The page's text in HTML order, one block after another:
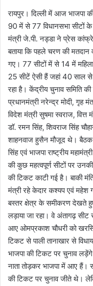
रायपुर। दिल्ली में आज भाजपा
90 में से 77 विधानसभा सीटों के
मंत्री जे.पी. नड्डा ने प्रेस
बताया कि पहले चरण की
गए। 77 सीटों में से 14 में
25 सीटें ऐसी हैं जहां 40 साल से
रहा है। केंद्रीय चुनाव समिति
प्रधानमंत्री नरेन्द्र मोदी, गृह
विदेश मंत्री सुषमा स्वराज,
डॉ. रमन सिंह, शिवराज सिंह
शाहनवाज हुसैन मौजूद थे। बैठक
सिंह एवं भाजपा राष्ट्रीय
की कुछ महत्वपूर्ण सीटों पर
की टिकट काटी गई है। बाकी
मंत्री रहे केदार कश्यप एवं महेश
बस्तर क्षेत्र के समीकरण देखते
लड़ाया जा रहा। वे अंतागढ़
आए ओमप्रकाश चौधरी को
टिकट से पाली तानाखार से
भाजपा की टिकट पर चुनाव
नाता तोड़कर भाजपा में आए हैं।
की टिकट पर चुनाव जीते थे।